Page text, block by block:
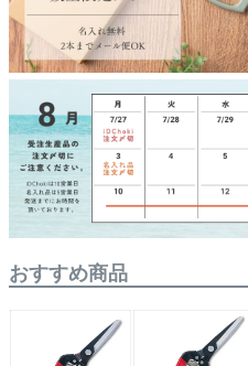
おすすめ商品